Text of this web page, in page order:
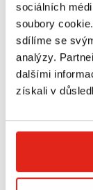
sociálních
soubory
sdílíme se
analýzy.
dalšími
získali v